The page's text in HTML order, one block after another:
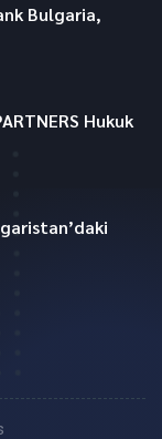
Bulgaria,
Hukuk